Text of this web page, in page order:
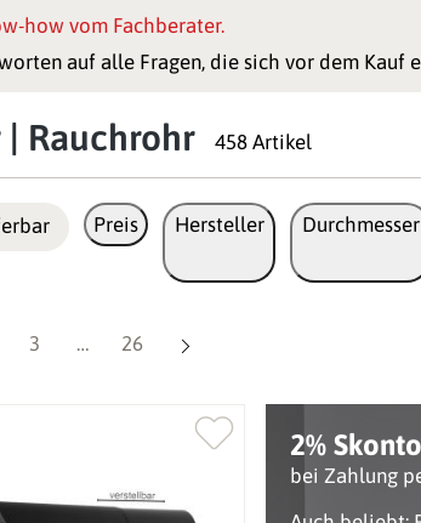
how vom Fachberater.
auf alle Fragen, die sich vor dem Kauf
Rauchrohr 458 Artikel
Preis Hersteller Durchmesser
Seite
3 … Seite
26
2% Skonto
bei Zahlung